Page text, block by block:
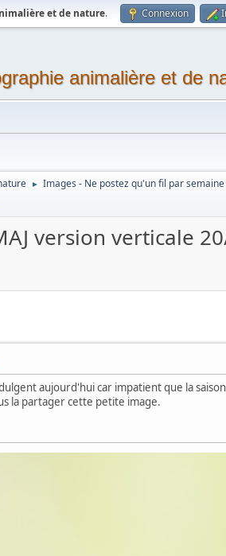
et de nature. Connexion
animalière et de
► Images - Ne postez qu'un fil par
version verticale
aujourd'hui car impatient que la
la partager cette petite image.